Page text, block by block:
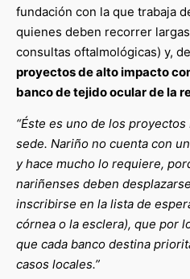
fundación con la que trabaja
quienes deben recorrer
consultas oftalmológicas) y,
proyectos de alto impacto
banco de tejido ocular de la
“Éste es uno de los
sede. Nariño no cuenta con
y hace mucho lo requiere,
nariñenses deben
inscribirse en la lista de
córnea o la esclera), que por
que cada banco destina
casos locales.”